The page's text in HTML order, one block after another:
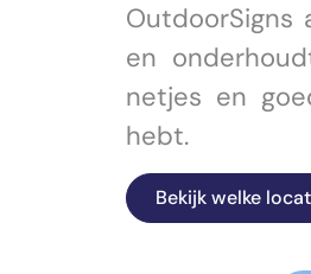
OutdoorSigns
en
netjes en
hebt.
Bekijk welke